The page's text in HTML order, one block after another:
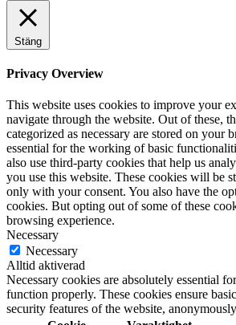
Stäng
Privacy Overview
This website uses cookies to improve your
navigate through the website. Out of these,
categorized as necessary are stored on your
essential for the working of basic
also use third-party cookies that help us
you use this website. These cookies will be
only with your consent. You also have the
cookies. But opting out of some of these
browsing experience.
Necessary
Necessary
Alltid aktiverad
Necessary cookies are absolutely essential
function properly. These cookies ensure
security features of the website,